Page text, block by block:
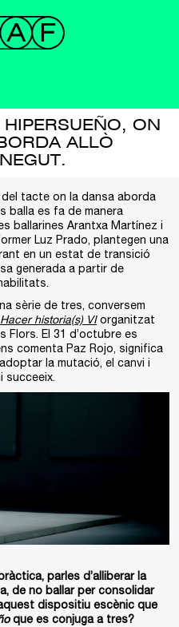
ON
ALLÒ
tacte on la dansa aborda
balla es fa de manera
ballarines Arantxa Martínez i
Luz Prado, plantegen una
en un estat de transició
generada a partir de
sèrie de tres, conversem
Hacer historia(s) VI organitzat
Flors. El 31 d’octubre es
comenta Paz Rojo, significa
la mutació, el canvi i
succeeix.
parles d’alliberar la
de no ballar per consolidar
dispositiu escènic que
que es conjuga a tres?